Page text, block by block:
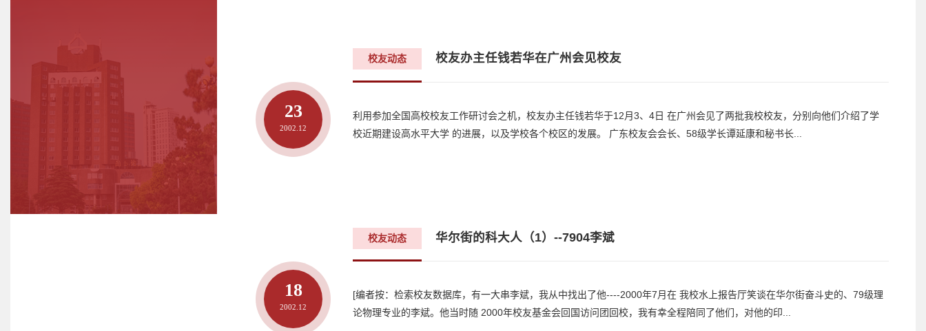
23
2002.12
校友动态 校友办主任钱若华在广州会见校友
利用参加全国高校校友工作研讨会之机，校友办主任钱若华于12月3、4日 在广州会见了两批我校校友，分别向他们介绍了学
校近期建设高水平大学 的进展，以及学校各个校区的发展。 广东校友会会长、58级学长谭延康和秘书长...
18
2002.12
校友动态 华尔街的科大人（1）--7904李斌
[编者按：检索校友数据库，有一大串李斌，我从中找出了他----2000年7月在 我校水上报告厅笑谈在华尔街奋斗史的、79级理
论物理专业的李斌。他当时随 2000年校友基金会回国访问团回校，我有幸全程陪同了他们，对他的印...